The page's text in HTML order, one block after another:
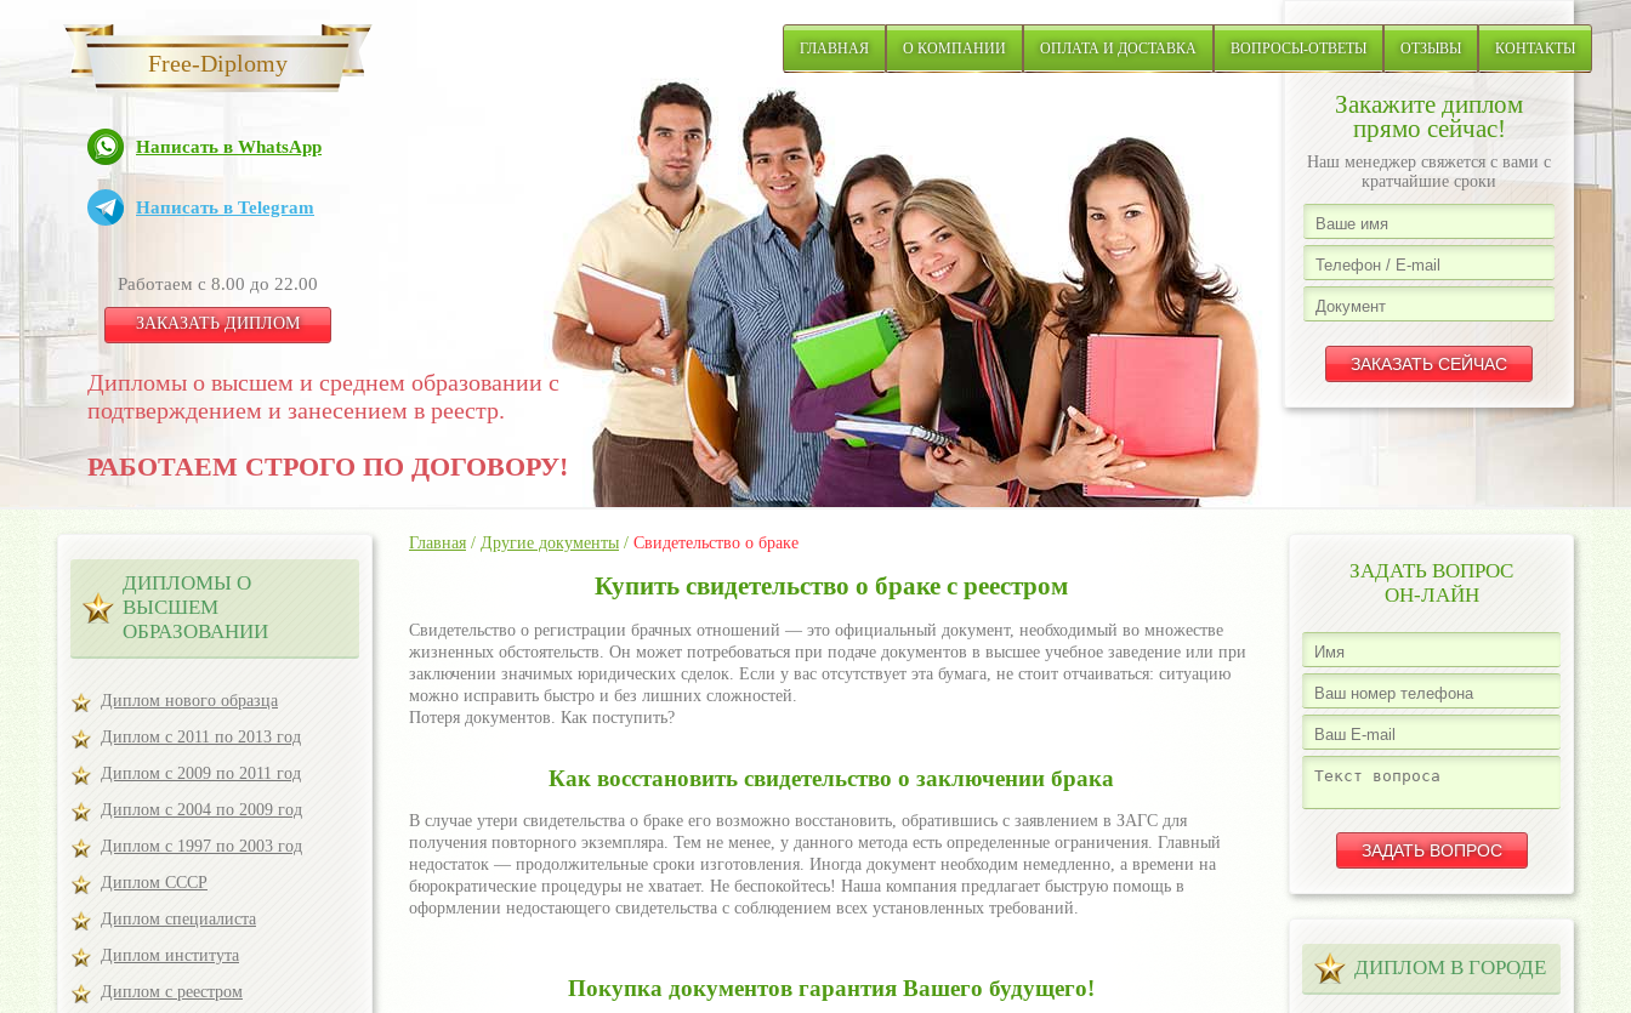
Free-Diplomy
Написать в WhatsApp
Написать в Telegram
Работаем с 8.00 до 22.00
ЗАКАЗАТЬ ДИПЛОМ
Дипломы о высшем и среднем образовании с
подтверждением и занесением в реестр.
РАБОТАЕМ СТРОГО ПО ДОГОВОРУ!
ГЛАВНАЯ О КОМПАНИИ ОПЛАТА И ДОСТАВКА ВОПРОСЫ-ОТВЕТЫ ОТЗЫВЫ КОНТАКТЫ
Закажите диплом
прямо сейчас!
Наш менеджер свяжется с вами с
кратчайшие сроки
Главная / Другие документы / Свидетельство о браке
Купить свидетельство о браке с реестром
Свидетельство о регистрации брачных отношений — это официальный документ, необходимый во множестве
жизненных обстоятельств. Он может потребоваться при подаче документов в высшее учебное заведение или при
заключении значимых юридических сделок. Если у вас отсутствует эта бумага, не стоит отчаиваться: ситуацию
можно исправить быстро и без лишних сложностей.
Потеря документов. Как поступить?
Как восстановить свидетельство о заключении брака
В случае утери свидетельства о браке его возможно восстановить, обратившись с заявлением в ЗАГС для
получения повторного экземпляра. Тем не менее, у данного метода есть определенные ограничения. Главный
недостаток — продолжительные сроки изготовления. Иногда документ необходим немедленно, а времени на
бюрократические процедуры не хватает. Не беспокойтесь! Наша компания предлагает быструю помощь в
оформлении недостающего свидетельства с соблюдением всех установленных требований.
Покупка документов гарантия Вашего будущего!
ДИПЛОМЫ О
ВЫСШЕМ
ОБРАЗОВАНИИ
Диплом нового образца
Диплом с 2011 по 2013 год
Диплом с 2009 по 2011 год
Диплом с 2004 по 2009 год
Диплом с 1997 по 2003 год
Диплом СССР
Диплом специалиста
Диплом института
Диплом с реестром
ЗАДАТЬ ВОПРОС
ОН-ЛАЙН
ДИПЛОМ В ГОРОДЕ